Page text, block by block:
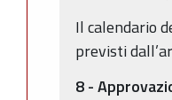
Il calendario
previsti
8 -